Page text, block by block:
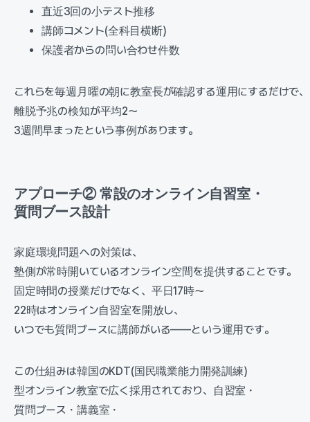
直近3回の小テスト推移
講師コメント(全科目横断)
保護者からの問い合わせ件数
これらを毎週月曜の朝に教室長が確認する運用にするだけで、
離脱予兆の検知が平均2〜
3週間早まったという事例があります。
アプローチ② 常設のオンライン自習室・
質問ブース設計
家庭環境問題への対策は、
塾側が常時開いているオンライン空間を提供することです。
固定時間の授業だけでなく、平日17時〜
22時はオンライン自習室を開放し、
いつでも質問ブースに講師がいる——という運用です。
この仕組みは韓国のKDT(国民職業能力開発訓練)
型オンライン教室で広く採用されており、自習室・
質問ブース・講義室・